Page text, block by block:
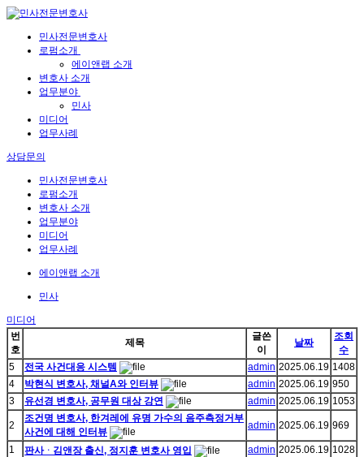
민사전문변호사
로펌소개
에이앤랩 소개
변호사 소개
업무분야
민사
미디어
업무사례
상담문의
민사전문변호사
로펌소개
변호사 소개
업무분야
미디어
업무사례
에이앤랩 소개
민사
미디어
번
호
제목
글쓴
이
날짜
조회
수
5
전국 사건대응 시스템 admin 2025.06.19 1408
4
박현식 변호사, 채널A와 인터뷰 admin 2025.06.19 950
3
유선경 변호사, 공무원 대상 강연 admin 2025.06.19 1053
2
조건명 변호사, 한겨레에 유명 가수의 음주측정거부
사건에 대해 인터뷰
admin 2025.06.19 969
1 판사ᆞ김앤장 출신, 정지훈 변호사 영입 admin 2025.06.19 1028